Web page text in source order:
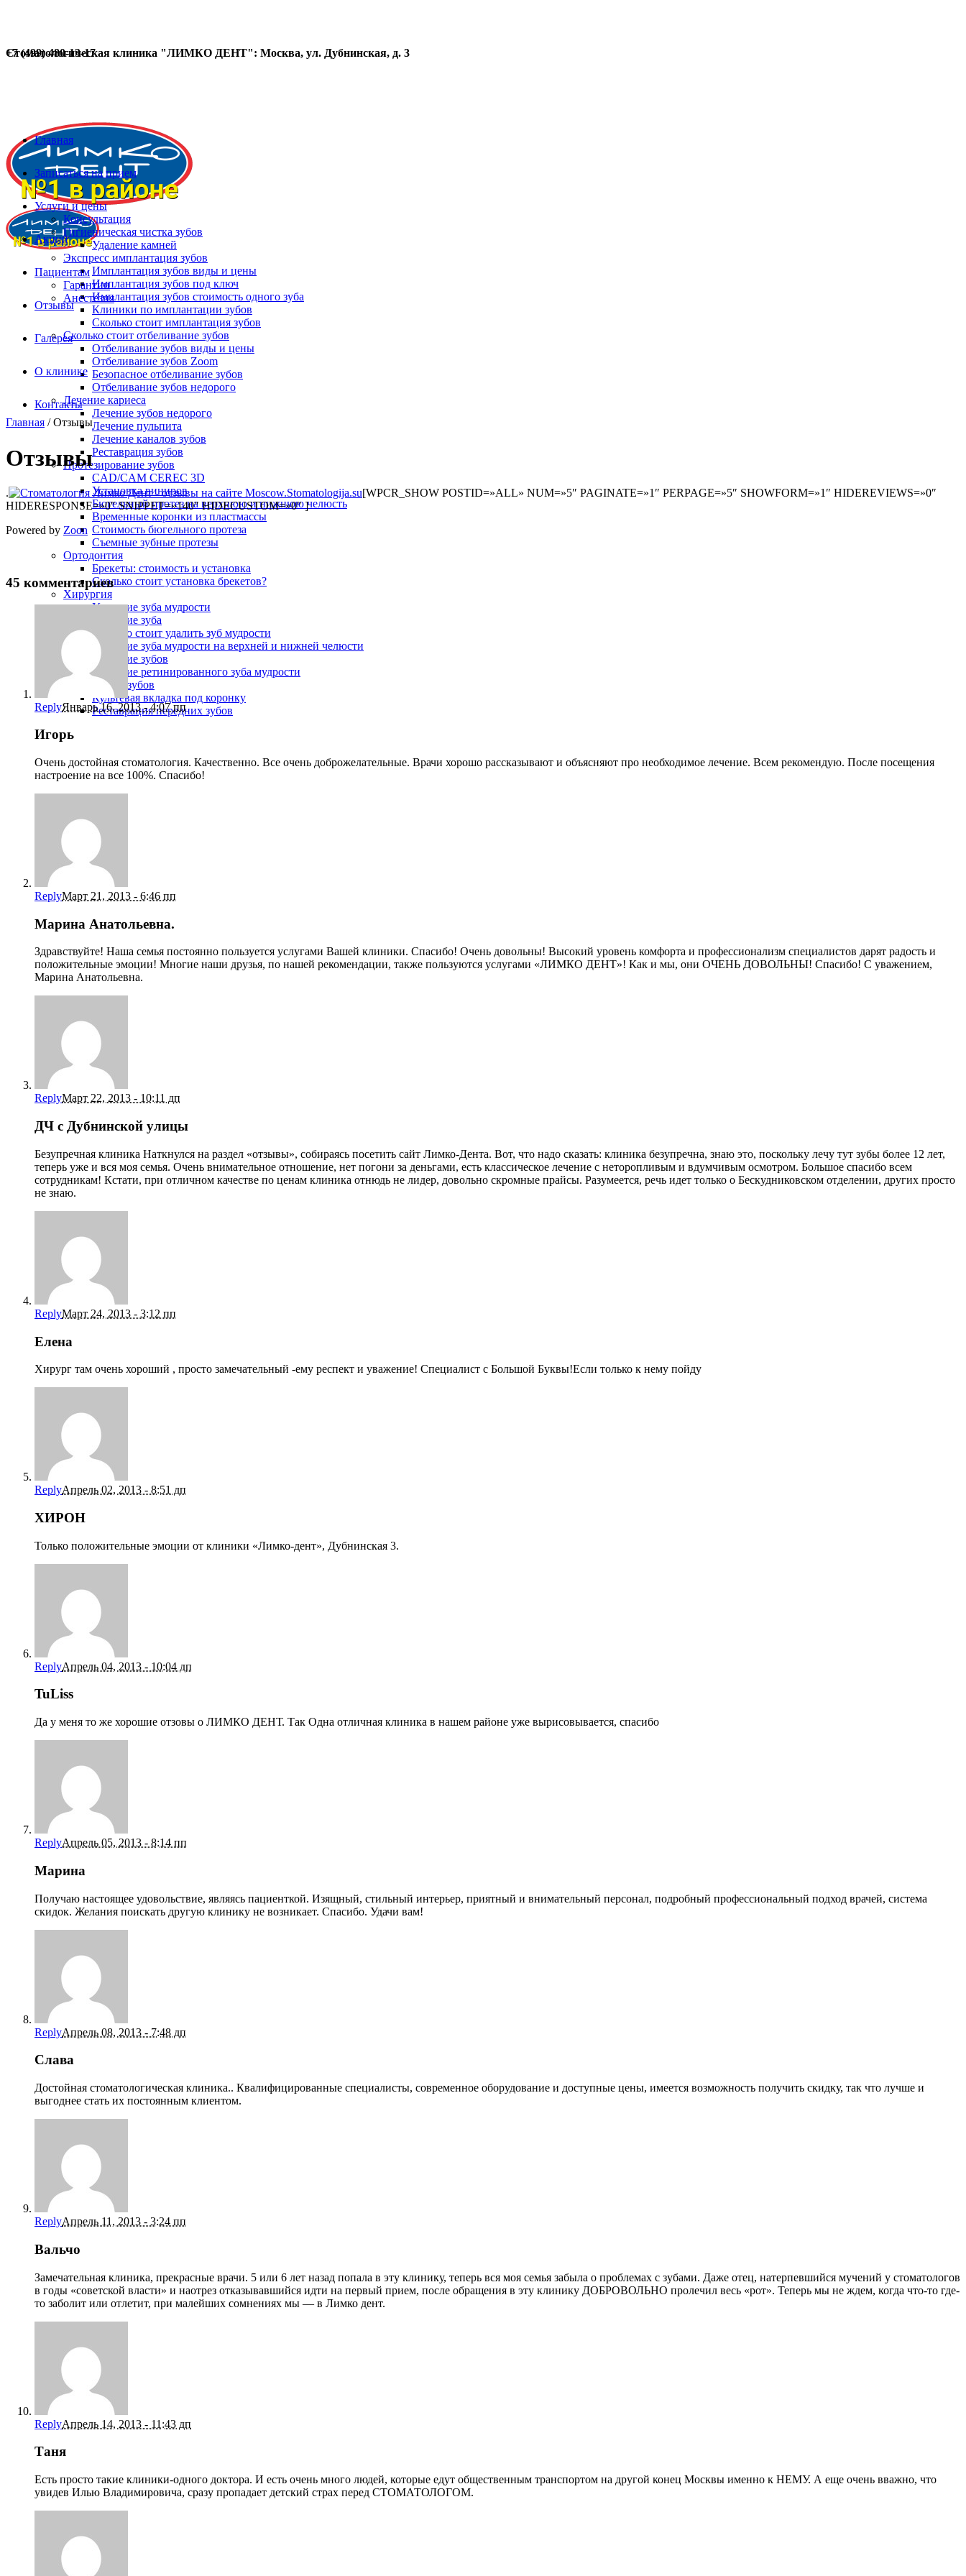
Стоматологическая клиника "ЛИМКО ДЕНТ": Москва, ул. Дубнинская, д. 3
+7 (499) 480-13-17
Главная
Записаться на прием
Услуги и цены
Консультация
Гигиеническая чистка зубов
Удаление камней
Экспресс имплантация зубов
Имплантация зубов виды и цены
Имплантация зубов под ключ
Имплантация зубов стоимость одного зуба
Клиники по имплантации зубов
Сколько стоит имплантация зубов
Сколько стоит отбеливание зубов
Отбеливание зубов виды и цены
Отбеливание зубов Zoom
Безопасное отбеливание зубов
Отбеливание зубов недорого
Лечение кариеса
Лечение зубов недорого
Лечение пульпита
Лечение каналов зубов
Реставрация зубов
Протезирование зубов
CAD/CAM CEREC 3D
Установка виниров
Бюгельный протез на верхнюю и нижнюю челюсть
Временные коронки из пластмассы
Стоимость бюгельного протеза
Съемные зубные протезы
Ортодонтия
Брекеты: стоимость и установка
Сколько стоит установка брекетов?
Хирургия
Удаление зуба мудрости
Удаление зуба
Сколько стоит удалить зуб мудрости
Удаление зуба мудрости на верхней и нижней челюсти
Удаление зубов
Удаление ретинированного зуба мудрости
Реставрация зубов
Культевая вкладка под коронку
Реставрация передних зубов
Акции
Пациентам
Гарантии
Анестезия
Отзывы
Галерея
О клинике
Контакты
Главная /Отзывы
Отзывы
.
[WPCR_SHOW POSTID=»ALL» NUM=»5″ PAGINATE=»1″ PERPAGE=»5″ SHOWFORM=»1″ HIDEREVIEWS=»0″
HIDERESPONSE=»0″ SNIPPET=»140″ HIDECUSTOM=»0″ ]
Powered by Zoon
45 комментариев
ReplyЯнварь 16, 2013 - 4:07 пп
Игорь
Очень достойная стоматология. Качественно. Все очень доброжелательные. Врачи хорошо рассказывают и объясняют про необходимое лечение. Всем рекомендую. После посещения
настроение на все 100%. Спасибо!
ReplyМарт 21, 2013 - 6:46 пп
Марина Анатольевна.
Здравствуйте! Наша семья постоянно пользуется услугами Вашей клиники. Спасибо! Очень довольны! Высокий уровень комфорта и профессионализм специалистов дарят радость и
положительные эмоции! Многие наши друзья, по нашей рекомендации, также пользуются услугами «ЛИМКО ДЕНТ»! Как и мы, они ОЧЕНЬ ДОВОЛЬНЫ! Спасибо! С уважением,
Марина Анатольевна.
ReplyМарт 22, 2013 - 10:11 дп
ДЧ с Дубнинской улицы
Безупречная клиника Наткнулся на раздел «отзывы», собираясь посетить сайт Лимко-Дента. Вот, что надо сказать: клиника безупречна, знаю это, поскольку лечу тут зубы более 12 лет,
теперь уже и вся моя семья. Очень внимательное отношение, нет погони за деньгами, есть классическое лечение с неторопливым и вдумчивым осмотром. Большое спасибо всем
сотрудникам! Кстати, при отличном качестве по ценам клиника отнюдь не лидер, довольно скромные прайсы. Разумеется, речь идет только о Бескудниковском отделении, других просто
не знаю.
ReplyМарт 24, 2013 - 3:12 пп
Елена
Хирург там очень хороший , просто замечательный -ему респект и уважение! Специалист с Большой Буквы!Если только к нему пойду
ReplyАпрель 02, 2013 - 8:51 дп
ХИРОН
Только положительные эмоции от клиники «Лимко-дент», Дубнинская 3.
ReplyАпрель 04, 2013 - 10:04 дп
TuLiss
Да у меня то же хорошие отзовы о ЛИМКО ДЕНТ. Так Одна отличная клиника в нашем районе уже вырисовывается, спасибо
ReplyАпрель 05, 2013 - 8:14 пп
Марина
Получаю настоящее удовольствие, являясь пациенткой. Изящный, стильный интерьер, приятный и внимательный персонал, подробный профессиональный подход врачей, система
скидок. Желания поискать другую клинику не возникает. Спасибо. Удачи вам!
ReplyАпрель 08, 2013 - 7:48 дп
Слава
Достойная стоматологическая клиника.. Квалифицированные специалисты, современное оборудование и доступные цены, имеется возможность получить скидку, так что лучше и
выгоднее стать их постоянным клиентом.
ReplyАпрель 11, 2013 - 3:24 пп
Вальчо
Замечательная клиника, прекрасные врачи. 5 или 6 лет назад попала в эту клинику, теперь вся моя семья забыла о проблемах с зубами. Даже отец, натерпевшийся мучений у стоматологов
в годы «советской власти» и наотрез отказывавшийся идти на первый прием, после обращения в эту клинику ДОБРОВОЛЬНО пролечил весь «рот». Теперь мы не ждем, когда что-то где-
то заболит или отлетит, при малейших сомнениях мы — в Лимко дент.
ReplyАпрель 14, 2013 - 11:43 дп
Таня
Есть просто такие клиники-одного доктора. И есть очень много людей, которые едут общественным транспортом на другой конец Москвы именно к НЕМУ. А еще очень вважно, что
увидев Илью Владимировича, сразу пропадает детский страх перед СТОМАТОЛОГОМ.